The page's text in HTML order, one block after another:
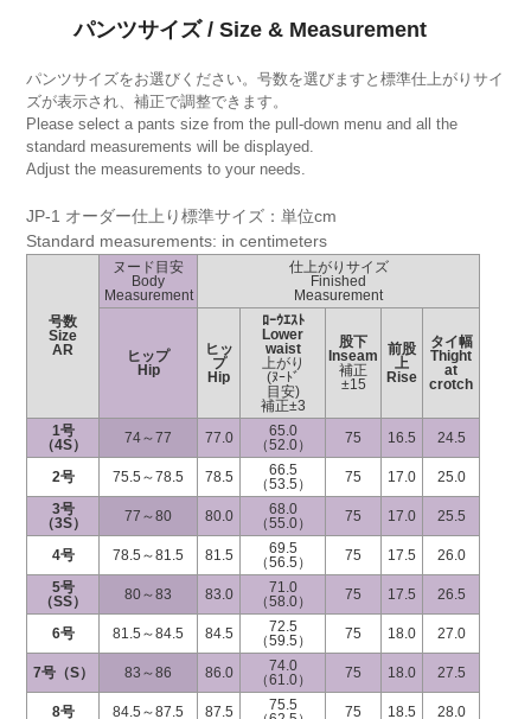
パンツサイズ / Size & Measurement
パンツサイズをお選びください。号数を選びますと標準仕上がりサイ
ズが表示され、補正で調整できます。
Please select a pants size from the pull-down menu and all the
standard measurements will be displayed.
Adjust the measurements to your needs.
JP-1 オーダー仕上り標準サイズ：単位cm
Standard measurements: in centimeters
号数
Size
AR
ヌード目安
Body
Measurement
仕上がりサイズ
Finished
Measurement
ヒップ
Hip
ヒッ
プ
Hip
ﾛｰｳｴｽﾄ
Lower
waist
上がり
(ﾇｰﾄﾞ
目安)
補正±3
股下
Inseam
補正
±15
前股
上
Rise
タイ幅
Thight
at
crotch
1号
（4S）
74～77 77.0
65.0
（52.0）
75 16.5 24.5
2号 75.5～78.5 78.5
66.5
（53.5）
75 17.0
25.0
3号
（3S）
77～80 80.0
68.0
（55.0）
75 17.0 25.5
4号 78.5～81.5 81.5
69.5
（56.5）
75 17.5
26.0
5号
（SS）
80～83 83.0
71.0
（58.0）
75 17.5 26.5
6号 81.5～84.5 84.5
72.5
（59.5）
75 18.0 27.0
7号（S） 83～86 86.0
74.0
（61.0）
75 18.0 27.5
8号 84.5～87.5 87.5
75.5
75 18.5 28.0